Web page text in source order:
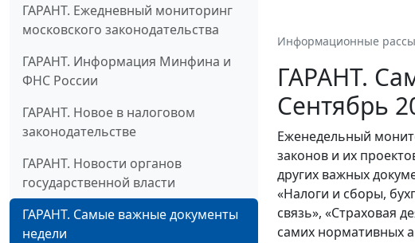
ГАРАНТ. Ежедневный мониторинг
московского законодательства
ГАРАНТ. Информация Минфина и
ФНС России
ГАРАНТ. Новое в налоговом
законодательстве
ГАРАНТ. Новости органов
государственной власти
ГАРАНТ. Самые важные документы
недели
Информационные
ГАРАНТ.
Сентябрь
Еженедельный
законов и их
других важных
«Налоги и сборы,
связь», «Страховая
самих нормативных